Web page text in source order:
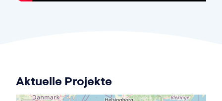
Aktuelle Projekte